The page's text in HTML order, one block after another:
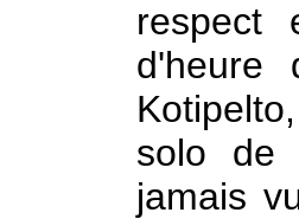
d'heure
solo de
jamais